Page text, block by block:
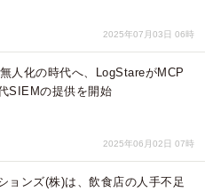
2025年07月03日 06時
人化の時代へ、LogStareがMCP
SIEMの提供を開始
2025年06月02日 07時
ョンズ(株)は、飲食店の人手不足